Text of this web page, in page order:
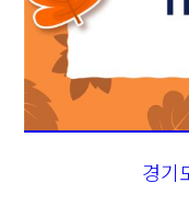
경기